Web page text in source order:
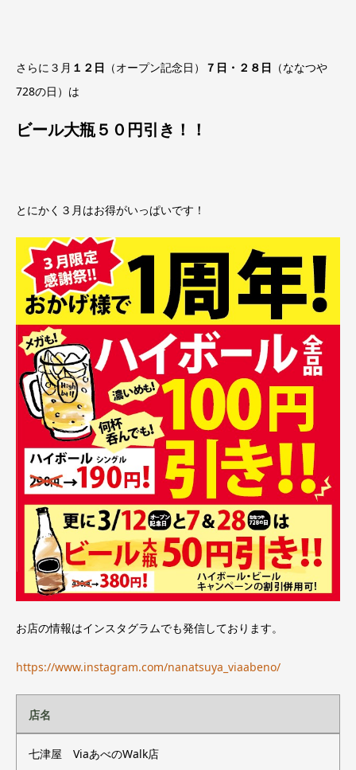
さらに３月 １２日 （オープン記念日） ７日・２８日 （ななつや
728の日）は
ビール大瓶５０円引き！！
とにかく３月はお得がいっぱいです！
お店の情報はインスタグラムでも発信しております。
https://www.instagram.com/nanatsuya_viaabeno/
店名
七津屋 ViaあべのWalk店